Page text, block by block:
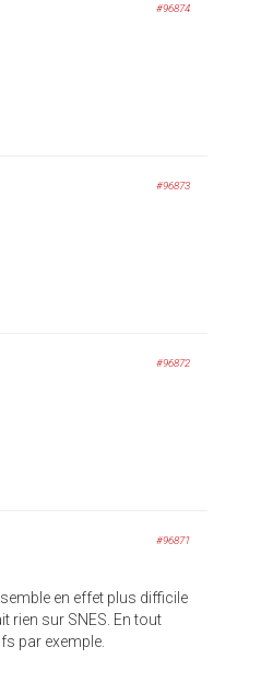
#96874
#96873
#96872
#96871
en effet plus difficile
rien sur SNES. En tout
par exemple.